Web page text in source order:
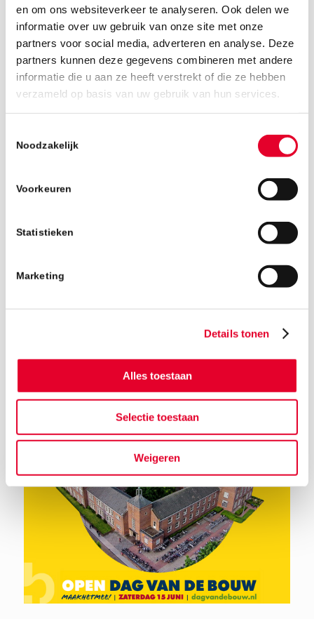
en om ons websiteverkeer te analyseren. Ook delen we
informatie over uw gebruik van onze site met onze
partners voor social media, adverteren en analyse. Deze
partners kunnen deze gegevens combineren met andere
informatie die u aan ze heeft verstrekt of die ze hebben
verzameld op basis van uw gebruik van hun services.
Noodzakelijk
Voorkeuren
Statistieken
Marketing
Details tonen
Alles toestaan
Selectie toestaan
Weigeren
13 mei 2019